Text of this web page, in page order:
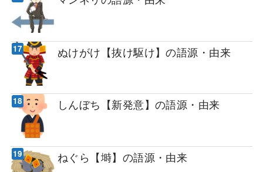
ぬけがけ【抜け駆け】の語源・由来
しんぼち【新発意】の語源・由来
ねぐら【塒】の語源・由来